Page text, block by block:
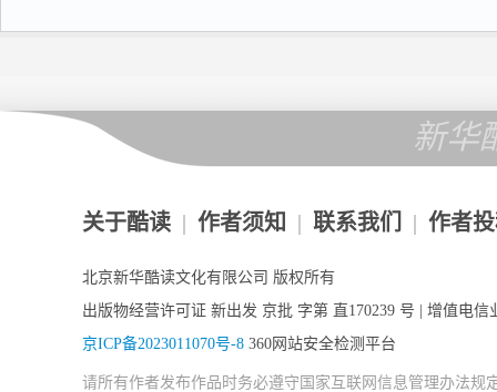
新华
关于酷读 | 作者须知 | 联系我们 | 作者
北京新华酷读文化有限公司 版权所有
出版物经营许可证 新出发 京批 字第 直170239 号 | 增值电信
京ICP备2023011070号-8 360网站安全检测平台
请所有作者发布作品时务必遵守国家互联网信息管理办法